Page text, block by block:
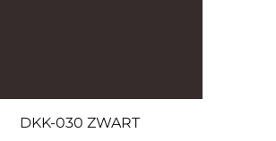
DKK-030 ZWART